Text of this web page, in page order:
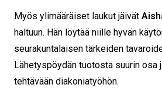
Myös ylimääräiset laukut jäivät
haltuun. Hän löytää niille hyvän
seurakuntalaisen tärkeiden
Lähetyspöydän tuotosta suurin osa
tehtävään diakoniatyöhön.